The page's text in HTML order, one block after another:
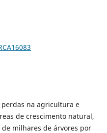
perdas na agricultura e
de crescimento natural,
milhares de árvores por